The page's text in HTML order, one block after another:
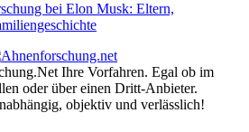
bei Elon Musk: Eltern,
Ihre Vorfahren. Egal ob im
oder über einen Dritt-Anbieter.
objektiv und verlässlich!